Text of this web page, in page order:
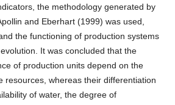
the methodology generated by
and Eberhart (1999) was used,
the functioning of production systems
It was concluded that the
of production units depend on the
resources, whereas their differentiation
of water, the degree of